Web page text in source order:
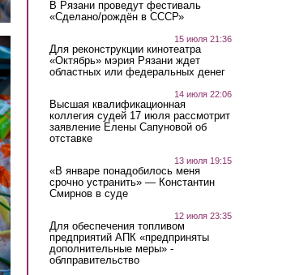
В Рязани проведут фестиваль
«Сделано/рождён в СССР»
15 июля 21:36
Для реконструкции кинотеатра
«Октябрь» мэрия Рязани ждет
областных или федеральных денег
14 июля 22:06
Высшая квалификационная
коллегия судей 17 июля рассмотрит
заявление Елены Сапуновой об
отставке
13 июля 19:15
«В январе понадобилось меня
срочно устранить» — Константин
Смирнов в суде
12 июля 23:35
Для обеспечения топливом
предприятий АПК «предприняты
дополнительные меры» -
облправительство